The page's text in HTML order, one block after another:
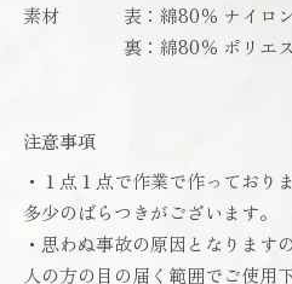
素材
表：綿80％ ナイロ
裏：綿80％ ポリエ
注意事項
・１点１点で作業で作っており
多少のばらつきがございます。
・思わぬ事故の原因となります
人の方の目の届く範囲でご使用